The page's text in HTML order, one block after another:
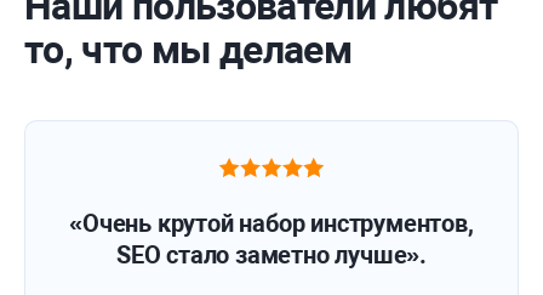
то, что мы делаем
«Очень крутой набор инструментов,
SEO стало заметно лучше».